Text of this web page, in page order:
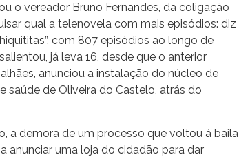
o vereador Bruno Fernandes, da coligação
qual a telenovela com mais episódios: diz
com 807 episódios ao longo de
já leva 16, desde que o anterior
anunciou a instalação do núcleo de
de Oliveira do Castelo, atrás do
a demora de um processo que voltou à baila
anunciar uma loja do cidadão para dar